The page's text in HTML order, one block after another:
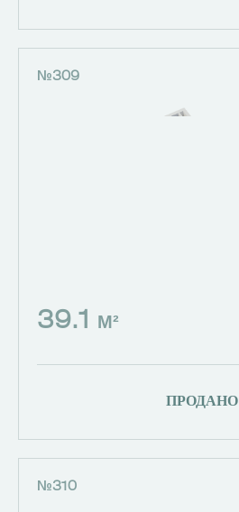
№309
39.1 М²
ПРОДАНО
№310